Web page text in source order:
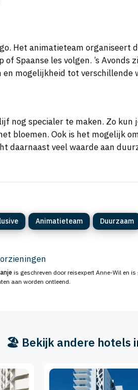
Het animatieteam organiseert
of Spaanse les volgen. ’s
en mogelijkheid tot verschillende
nog specialer te maken. Zo kun
bloemen. Ook is het mogelijk
daarnaast veel waarde aan
Animatieteam Duurzaam
is geschreven door reisexpert Anne-Wil en is
aan worden ontleend.
🏖️ Bekijk andere hotels